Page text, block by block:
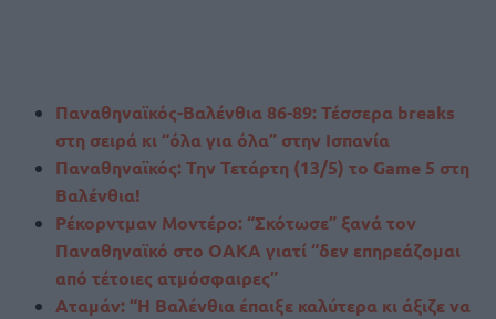
Παναθηναϊκός-Βαλένθια 86-89: Τέσσερα breaks
στη σειρά κι “όλα για όλα” στην Ισπανία
Παναθηναϊκός: Την Τετάρτη (13/5) το Game 5 στη
Βαλένθια!
Ρέκορντμαν Μοντέρο: “Σκότωσε” ξανά τον
Παναθηναϊκό στο ΟΑΚΑ γιατί “δεν επηρεάζομαι
από τέτοιες ατμόσφαιρες”
Αταμάν: “Η Βαλένθια έπαιξε καλύτερα κι άξιζε να